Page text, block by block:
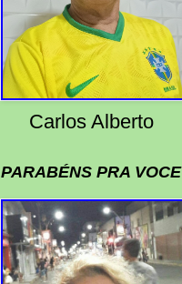
Carlos Alberto
PARABÉNS PRA VOCE